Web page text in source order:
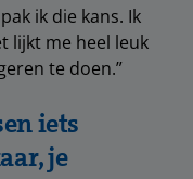
ik die kans. Ik
lijkt me heel leuk
te doen.”
iets
je